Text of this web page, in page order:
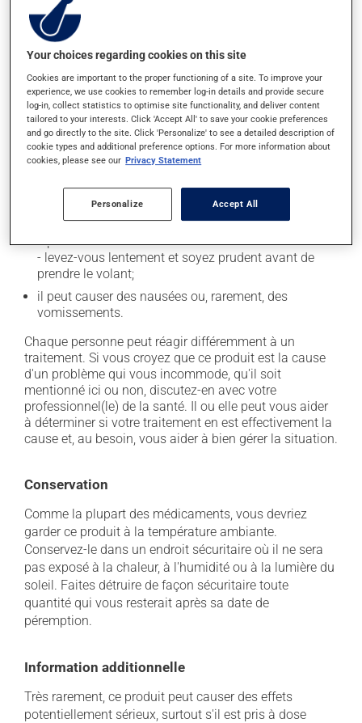
vous est permise, veuillez en discuter avec votre
professionnel(le) de la santé.
Effets indésirables
En plus de ses effets recherchés, ce produit peut à
l'occasion entraîner certains effets indésirables (effets
secondaires), notamment :
il peut causer des maux de tête;
il peut entraîner de la confusion;
il peut causer des étourdissements ou vous endormir
- levez-vous lentement et soyez prudent avant de
prendre le volant;
il peut causer des nausées ou, rarement, des
vomissements.
Chaque personne peut réagir différemment à un
traitement. Si vous croyez que ce produit est la cause
d'un problème qui vous incommode, qu'il soit
mentionné ici ou non, discutez-en avec votre
professionnel(le) de la santé. Il ou elle peut vous aider
à déterminer si votre traitement en est effectivement la
cause et, au besoin, vous aider à bien gérer la situation.
Conservation
Comme la plupart des médicaments, vous devriez
garder ce produit à la température ambiante.
Conservez-le dans un endroit sécuritaire où il ne sera
pas exposé à la chaleur, à l'humidité ou à la lumière du
soleil. Faites détruire de façon sécuritaire toute
quantité qui vous resterait après sa date de
péremption.
Information additionnelle
Très rarement, ce produit peut causer des effets
potentiellement sérieux, surtout s'il est pris à dose
Your choices regarding cookies on this site
Cookies are important to the proper functioning of a site. To improve your
experience, we use cookies to remember log-in details and provide secure
log-in, collect statistics to optimise site functionality, and deliver content
tailored to your interests. Click 'Accept All' to save your cookie preferences
and go directly to the site. Click 'Personalize' to see a detailed description of
cookie types and additional preference options. For more information about
cookies, please see our Privacy Statement
Personalize Accept All